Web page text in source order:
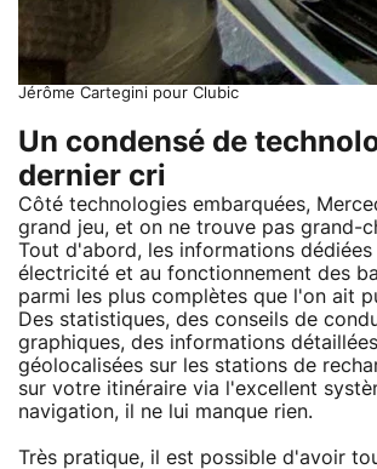
Jérôme Cartegini pour Clubic
Un condensé de
dernier cri
Côté technologies embarquées,
grand jeu, et on ne trouve pas grand-
Tout d'abord, les informations dédiées
électricité et au fonctionnement des
parmi les plus complètes que l'on ait
Des statistiques, des conseils de
graphiques, des informations
géolocalisées sur les stations de
sur votre itinéraire via l'excellent
navigation, il ne lui manque rien.
Très pratique, il est possible d'avoir